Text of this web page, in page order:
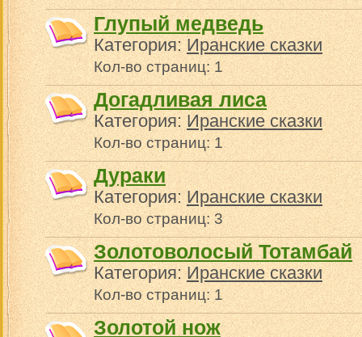
Глупый медведь
Категория:Иранские сказки
Кол-во страниц: 1
Догадливая лиса
Категория:Иранские сказки
Кол-во страниц: 1
Дураки
Категория:Иранские сказки
Кол-во страниц: 3
Золотоволосый Тотамбай
Категория:Иранские сказки
Кол-во страниц: 1
Золотой нож